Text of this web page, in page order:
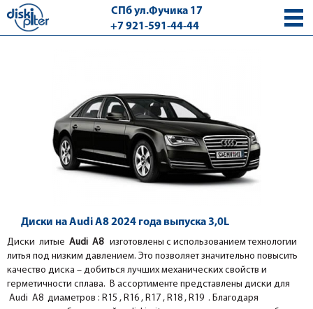
СПб ул.Фучика 17
+7 921-591-44-44
Диски на Audi A8 2024 года выпуска 3,0L
Диски литые Audi A8 изготовлены с использованием технологии
литья под низким давлением. Это позволяет значительно повысить
качество диска – добиться лучших механических свойств и
герметичности сплава. В ассортименте представлены диски для
Audi A8 диаметров : R15 , R16 , R17 , R18 , R19 . Благодаря